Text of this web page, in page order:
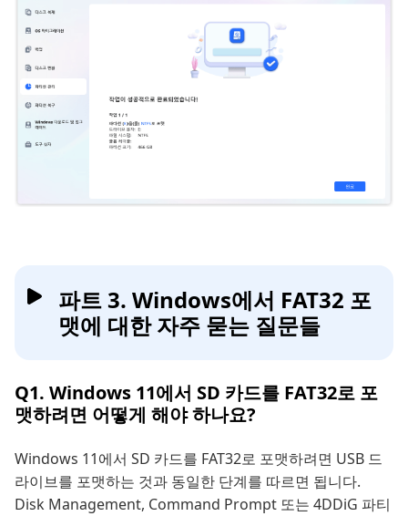
파트 3. Windows에서 FAT32 포
맷에 대한 자주 묻는 질문들
Q1. Windows 11에서 SD 카드를 FAT32로 포
맷하려면 어떻게 해야 하나요?
Windows 11에서 SD 카드를 FAT32로 포맷하려면 USB 드
라이브를 포맷하는 것과 동일한 단계를 따르면 됩니다.
Disk Management, Command Prompt 또는 4DDiG 파티